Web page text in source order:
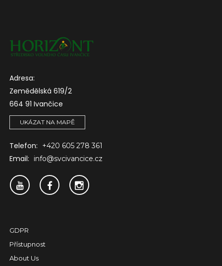
Adresa:
Zemědělská 619/2
664 91 Ivančice
UKÁZAT NA MAPĚ
Telefon: +420 605 278 361
Email: info@svcivancice.cz
GDPR
Přístupnost
About Us